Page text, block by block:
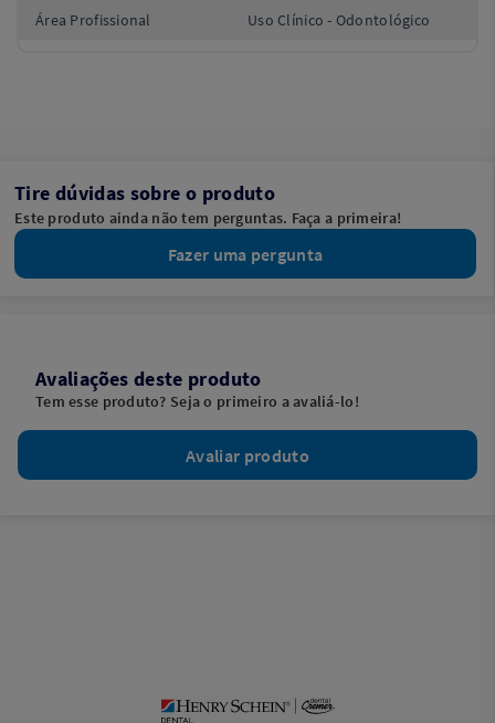
Área Profissional Uso Clínico - Odontológico
Tire dúvidas sobre o produto
Este produto ainda não tem perguntas. Faça a primeira!
Fazer uma pergunta
Avaliações deste produto
Tem esse produto? Seja o primeiro a avaliá-lo!
Avaliar produto